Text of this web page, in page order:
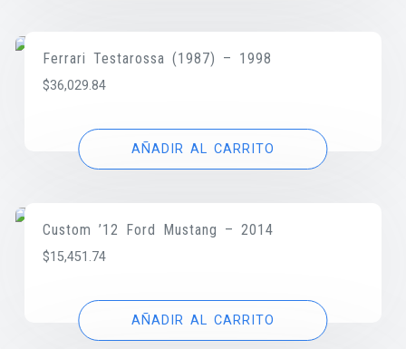
Ferrari Testarossa (1987) – 1998
$36,029.84
AÑADIR AL CARRITO
Custom ’12 Ford Mustang – 2014
$15,451.74
AÑADIR AL CARRITO